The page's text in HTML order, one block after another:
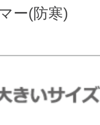
ー(防寒)